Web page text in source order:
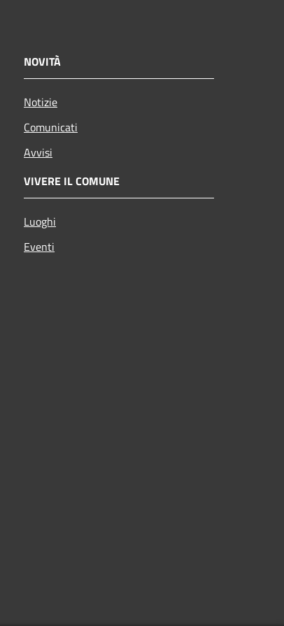
NOVITÀ
Notizie
Comunicati
Avvisi
VIVERE IL COMUNE
Luoghi
Eventi